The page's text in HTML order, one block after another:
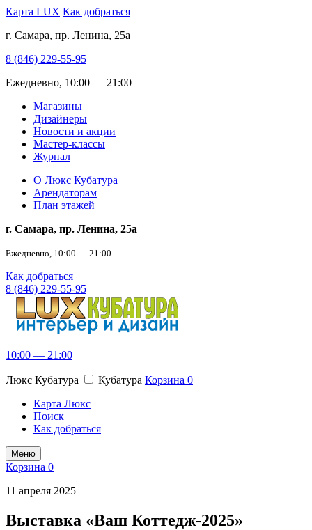
Карта LUX Как добраться
г. Самара, пр. Ленина, 25а
8 (846) 229-55-95
Ежедневно, 10:00 — 21:00
Магазины
Дизайнеры
Новости и акции
Мастер-классы
Журнал
О Люкс Кубатура
Арендаторам
План этажей
г. Самара, пр. Ленина, 25а
Ежедневно, 10:00 — 21:00
Как добраться
8 (846) 229-55-95
10:00 — 21:00
Люкс Кубатура Кубатура Корзина 0
Карта Люкс
Поиск
Как добраться
Меню
Корзина 0
11 апреля 2025
Выставка «Ваш Коттедж-2025»